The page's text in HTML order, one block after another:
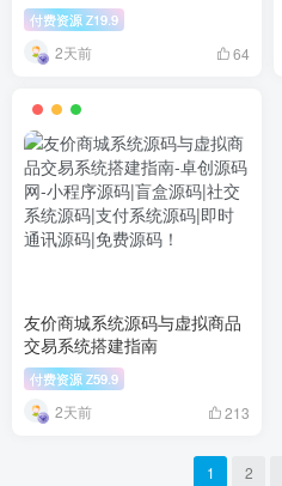
付费资源 Z19.9
2天前 64
友价商城系统源码与虚拟商品
交易系统搭建指南
付费资源 Z59.9
2天前 213
1 2